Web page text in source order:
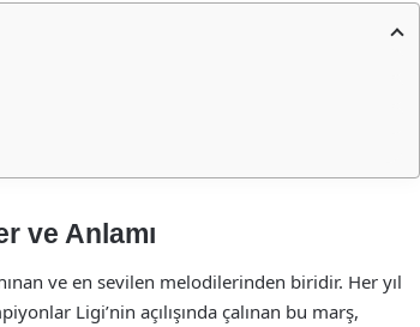
ve Anlamı
ve en sevilen melodilerinden biridir. Her yıl
Ligi’nin açılışında çalınan bu marş,